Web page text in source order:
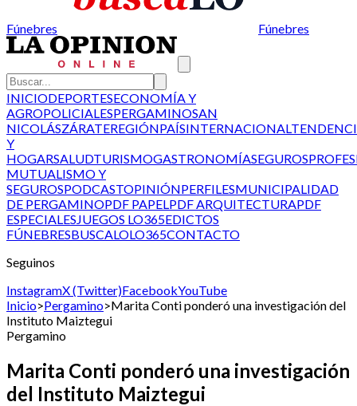
Fúnebres Fúnebres
INICIODEPORTESECONOMÍA Y
AGROPOLICIALESPERGAMINOSAN
NICOLÁSZÁRATEREGIÓNPAÍSINTERNACIONAL
Y
HOGARSALUDTURISMOGASTRONOMÍASEGUROS
MUTUALISMO Y
SEGUROSPODCASTOPINIÓNPERFILESMUNICIPALIDAD
DE PERGAMINOPDF PAPELPDF ARQUITECTURAPDF
ESPECIALESJUEGOS LO365EDICTOS
FÚNEBRESBUSCALOLO365CONTACTO
Seguinos
InstagramX (Twitter)FacebookYouTube
Inicio>Pergamino>Marita Conti ponderó una investigación del
Instituto Maiztegui
Pergamino
Marita Conti ponderó una investigación
del Instituto Maiztegui